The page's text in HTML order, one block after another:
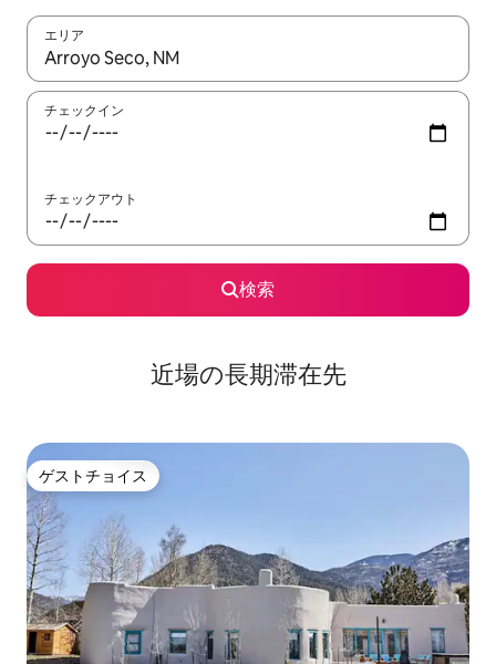
エリア
検索結果が表示されたら、上下の矢印キーを使って移動するか
チェックイン
チェックアウト
検索
近場の長期滞在先
ゲストチョイス
ゲストチョイス